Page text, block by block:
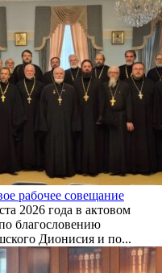
рабочее совещание
2026 года в актовом
благословению
Дионисия и по...